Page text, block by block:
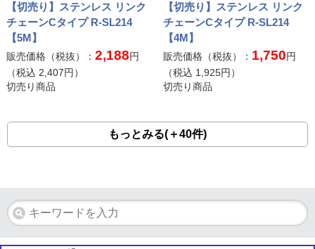
【切売り】ステンレス リンク
チェーンCタイプ R-SL214
【5M】
販売価格（税抜）： 2,188円
（税込 2,407円）
切売り商品
【切売り】ステンレス リンク
チェーンCタイプ R-SL214
【4M】
販売価格（税抜）： 1,750円
（税込 1,925円）
切売り商品
もっとみる(＋40件)